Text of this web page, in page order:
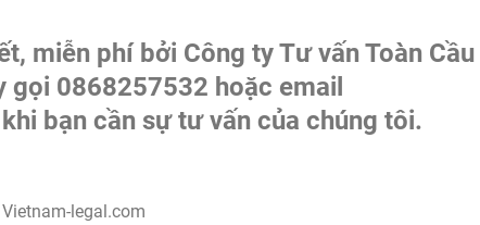
miễn phí bởi Công ty Tư vấn Toàn Cầu
gọi 0868257532 hoặc email
khi bạn cần sự tư vấn của chúng tôi.
legal.com